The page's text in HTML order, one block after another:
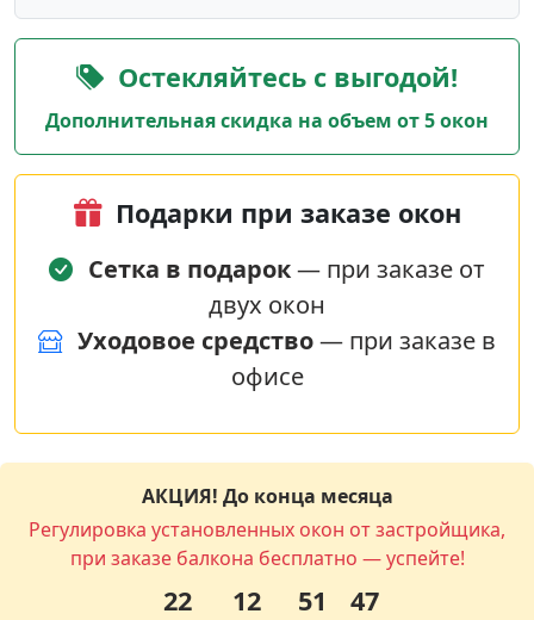
Остекляйтесь с выгодой!
Дополнительная скидка на объем от 5 окон
Подарки при заказе окон
Сетка в подарок— при заказе от
двух окон
Уходовое средство— при заказе в
офисе
АКЦИЯ! До конца месяца
Регулировка установленных окон от застройщика,
при заказе балкона бесплатно — успейте!
22 12 51 46